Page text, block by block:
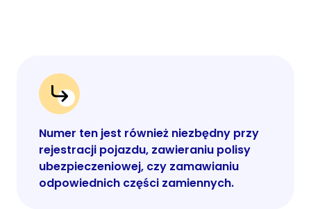
Numer ten jest również niezbędny przy
rejestracji pojazdu, zawieraniu polisy
ubezpieczeniowej, czy zamawianiu
odpowiednich części zamiennych.